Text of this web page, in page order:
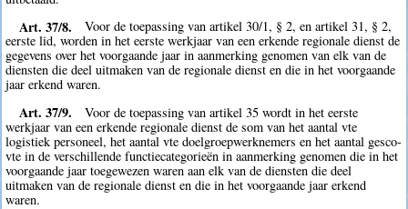
Art. 37/8.
Voor de toepassing van artikel 30/1, § 2, en artikel 31, § 2,
eerste lid, worden in het eerste werkjaar van een erkende regionale dienst de
gegevens over het voorgaande jaar in aanmerking genomen van elk van de
diensten die deel uitmaken van de regionale dienst en die in het voorgaande
jaar erkend waren.
Art. 37/9.
Voor de toepassing van artikel 35 wordt in het eerste
werkjaar van een erkende regionale dienst de som van het aantal vte
logistiek personeel, het aantal vte doelgroepwerknemers en het aantal gesco-
vte in de verschillende functiecategorieën in aanmerking genomen die in het
voorgaande jaar toegewezen waren aan elk van de diensten die deel
uitmaken van de regionale dienst en die in het voorgaande jaar erkend
waren.